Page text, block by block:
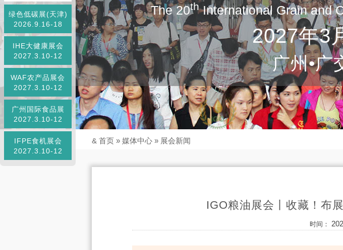
The 20thInternational Grain and
2027年3
广州•广
绿色低碳展(天津)
2026.9.16-18
IHE大健康展会
2027.3.10-12
WAF农产品展会
2027.3.10-12
广州国际食品展
2027.3.10-12
IFPE食机展会
2027.3.10-12
& 首页 » 媒体中心 » 展会新闻
IGO粮油展会丨收藏！布
时间：